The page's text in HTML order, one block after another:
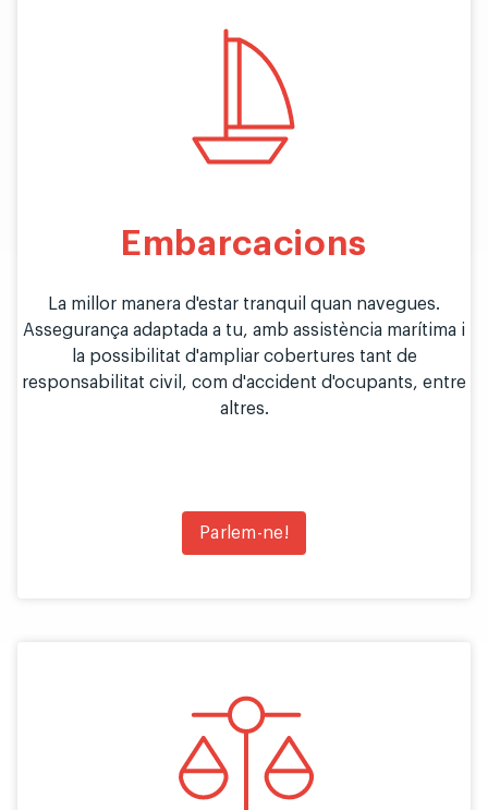
Embarcacions
La millor manera d'estar tranquil quan navegues.
Assegurança adaptada a tu, amb assistència marítima i
la possibilitat d'ampliar cobertures tant de
responsabilitat civil, com d'accident d'ocupants, entre
altres.
Parlem-ne!